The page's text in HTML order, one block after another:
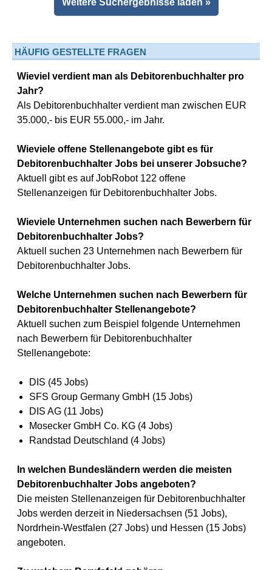
Weitere Suchergebnisse laden »
HÄUFIG GESTELLTE FRAGEN
Wieviel verdient man als Debitorenbuchhalter pro
Jahr?
Als Debitorenbuchhalter verdient man zwischen EUR
35.000,- bis EUR 55.000,- im Jahr.
Wieviele offene Stellenangebote gibt es für
Debitorenbuchhalter Jobs bei unserer Jobsuche?
Aktuell gibt es auf JobRobot 122 offene
Stellenanzeigen für Debitorenbuchhalter Jobs.
Wieviele Unternehmen suchen nach Bewerbern für
Debitorenbuchhalter Jobs?
Aktuell suchen 23 Unternehmen nach Bewerbern für
Debitorenbuchhalter Jobs.
Welche Unternehmen suchen nach Bewerbern für
Debitorenbuchhalter Stellenangebote?
Aktuell suchen zum Beispiel folgende Unternehmen
nach Bewerbern für Debitorenbuchhalter
Stellenangebote:
DIS (45 Jobs)
SFS Group Germany GmbH (15 Jobs)
DIS AG (11 Jobs)
Mosecker GmbH Co. KG (4 Jobs)
Randstad Deutschland (4 Jobs)
In welchen Bundesländern werden die meisten
Debitorenbuchhalter Jobs angeboten?
Die meisten Stellenanzeigen für Debitorenbuchhalter
Jobs werden derzeit in Niedersachsen (51 Jobs),
Nordrhein-Westfalen (27 Jobs) und Hessen (15 Jobs)
angeboten.